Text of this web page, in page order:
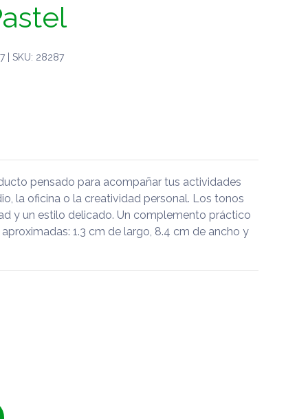
| SKU: 28287
pensado para acompañar tus actividades
la oficina o la creatividad personal. Los tonos
y un estilo delicado. Un complemento práctico
1.3 cm de largo, 8.4 cm de ancho y